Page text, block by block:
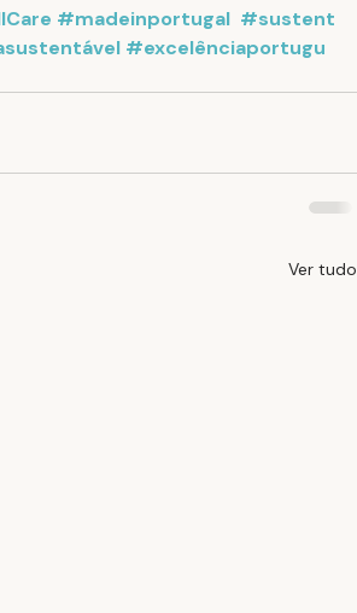
#madeinportugal #sustent
#excelênciaportugu
Ver tudo